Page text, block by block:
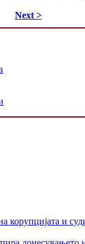
Next >
корупцијата и